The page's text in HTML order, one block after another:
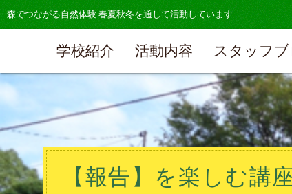
森でつながる自然体験 春夏秋冬を通して活動しています
学校紹介 活動内容 スタッフ
【報告】を楽しむ講